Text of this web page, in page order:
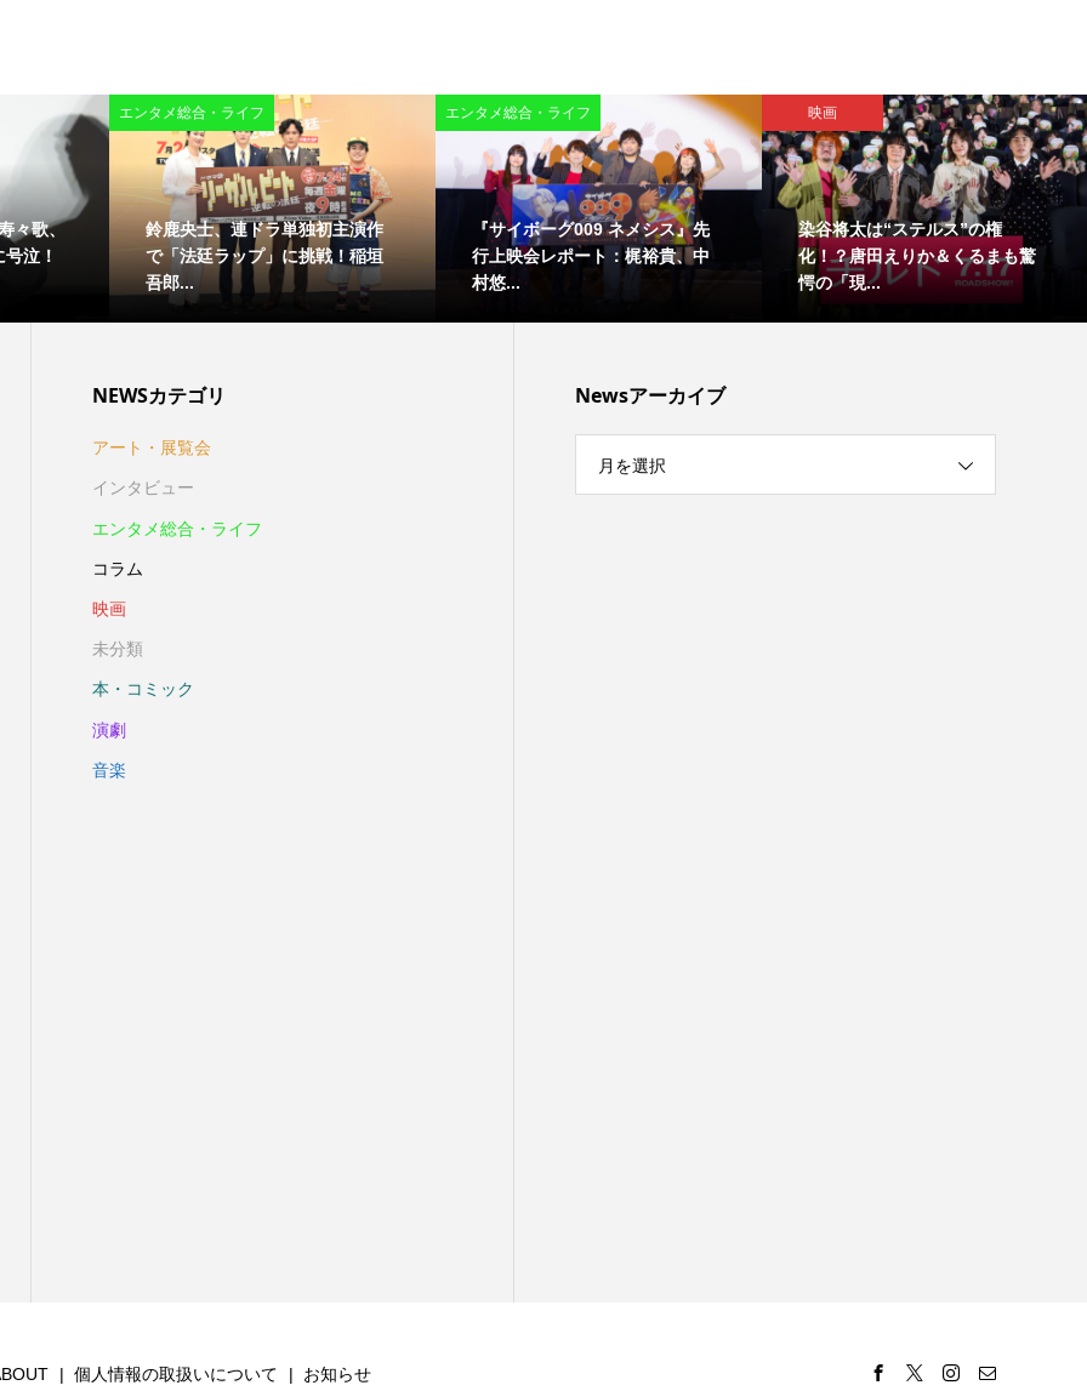
々歌、
泣！
エンタメ総合・ライフ
鈴鹿央士、連ドラ単独初主演作
で「法廷ラップ」に挑戦！稲垣
吾郎...
エンタメ総合・ライフ
『サイボーグ009 ネメシス』先
行上映会レポート：梶裕貴、中
村悠...
映画
染谷将太は“ステルス”の権
化！？唐田えりか＆くるまも驚
愕の「現...
NEWSカテゴリ
アート・展覧会
インタビュー
エンタメ総合・ライフ
コラム
映画
未分類
本・コミック
演劇
音楽
Newsアーカイブ
月を選択
個人情報の取扱いについて お知らせ